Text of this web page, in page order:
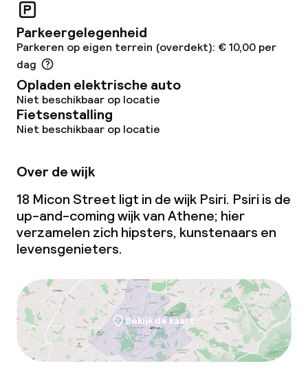
Parkeergelegenheid
Parkeren op eigen terrein (overdekt): € 10,00 per
dag
Opladen elektrische auto
Niet beschikbaar op locatie
Fietsenstalling
Niet beschikbaar op locatie
Over de wijk
18 Micon Street ligt in de wijk Psiri. Psiri is de
up-and-comingwijk van Athene; hier
verzamelen zich hipsters, kunstenaars en
levensgenieters.
Bekijk de kaart